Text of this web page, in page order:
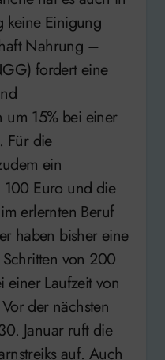
keine Einigung
Nahrung –
fordert eine
um 15% bei einer
Für die
ein
100 Euro und die
erlernten Beruf
haben bisher eine
von 200
einer Laufzeit von
der nächsten
Januar ruft die
auf. Auch